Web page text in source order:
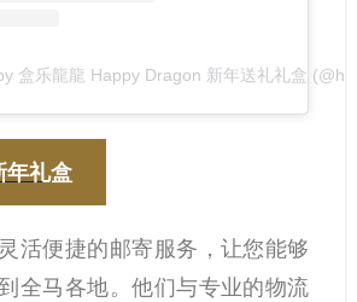
盒乐龍龍 Happy Dragon 新年送礼礼盒
年礼盒
活便捷的邮寄服务，让您能够
全马各地。他们与专业的物流